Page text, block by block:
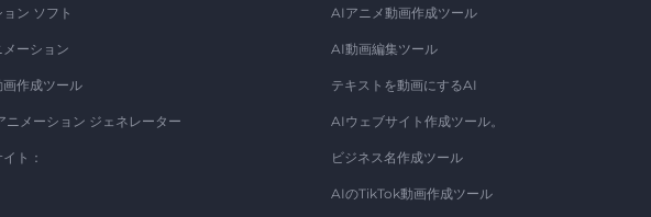
ン ソフト
メーション
作成ツール
ニメーション ジェネレーター
ト：
AIアニメ動画作成ツール
AI動画編集ツール
テキストを動画にするAI
AIウェブサイト作成ツール。
ビジネス名作成ツール
AIのTikTok動画作成ツール